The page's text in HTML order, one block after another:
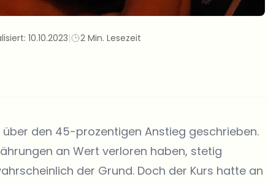
10.10.2023| 2 Min. Lesezeit
den 45-prozentigen Anstieg geschrieben.
an Wert verloren haben, stetig
der Grund. Doch der Kurs hatte an